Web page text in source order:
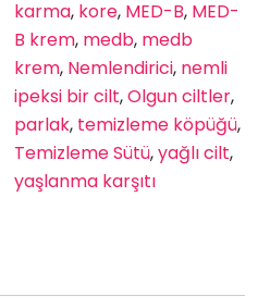
karma, kore, MED-B, MED-
B krem, medb, medb
krem, Nemlendirici, nemli
ipeksi bir cilt,Olgun ciltler,
parlak, temizleme köpüğü,
Temizleme Sütü,yağlı cilt,
yaşlanma karşıtı